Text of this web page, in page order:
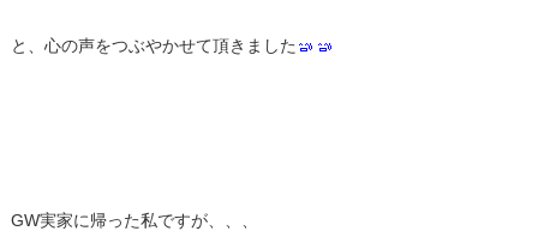
と、心の声をつぶやかせて頂きました
GW実家に帰った私ですが、、、